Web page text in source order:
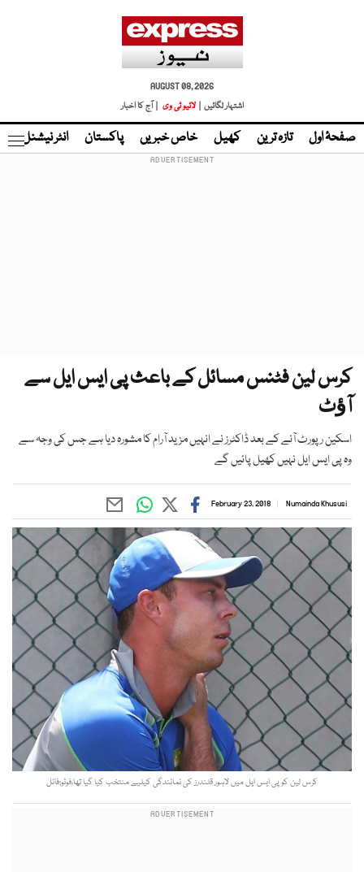
AUGUST 08, 2026
اشتہار لگائیں |
لائیو ٹی وی | آج کا اخبار
صفحۂ اول تازہ ترین کھیل خاص خبریں پاکستان انٹر نیشنل
کرس لین فٹنس مسائل کے باعث پی ایس ایل سے
آﺅٹ
اسکین رپورٹ آنے کے بعد ڈاکٹرز نے انہیں مزید آرام کا مشورہ دیا ہے جس کی وجہ سے
وہ پی ایس ایل نہیں کھیل پائیں گے
Numainda Khususi
February 23, 2018
کرس لین کو پی ایس ایل میں لاہور قلندرز کی نمائندگی کیلیے منتخب کیا گیا تھا،فوٹو:فائل